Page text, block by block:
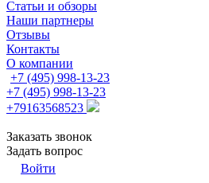
Статьи и обзоры
Наши партнеры
Отзывы
Контакты
О компании
+7 (495) 998-13-23
+7 (495) 998-13-23
+79163568523
Заказать звонок
Задать вопрос
Войти